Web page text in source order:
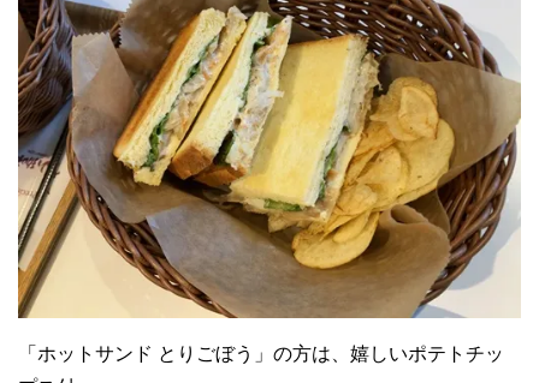
「ホットサンド とりごぼう」の方は、嬉しいポテトチッ